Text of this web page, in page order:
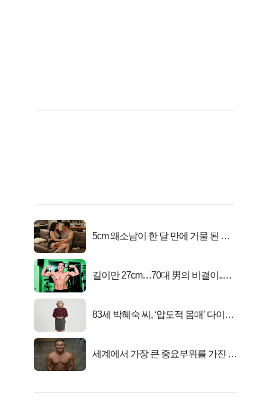
5cm 왜소남이 한 달 만에 거물 된 사
길이만 27cm…70대 男의 비결이..충
83세 박혜숙 씨, ‘압도적 몸매’ 다이어
세계에서 가장 큰 중요부위를 가진 남